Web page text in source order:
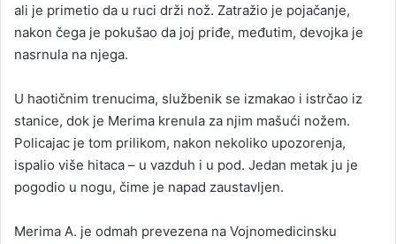
ali je primetio da u ruci drži nož. Zatražio je pojačanje,
nakon čega je pokušao da joj priđe, međutim, devojka je
nasrnula na njega.
U haotičnim trenucima, službenik se izmakao i istrčao iz
stanice, dok je Merima krenula za njim mašući nožem.
Policajac je tom prilikom, nakon nekoliko upozorenja,
ispalio više hitaca – u vazduh i u pod. Jedan metak ju je
pogodio u nogu, čime je napad zaustavljen.
Merima A. je odmah prevezena na Vojnomedicinsku